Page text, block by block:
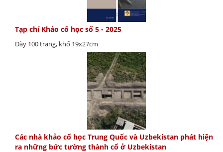
Tạp chí Khảo cổ học số 5 - 2025
Dày 100 trang, khổ 19x27cm
Các nhà khảo cổ học Trung Quốc và Uzbekistan phát hiện
ra những bức tường thành cổ ở Uzbekistan